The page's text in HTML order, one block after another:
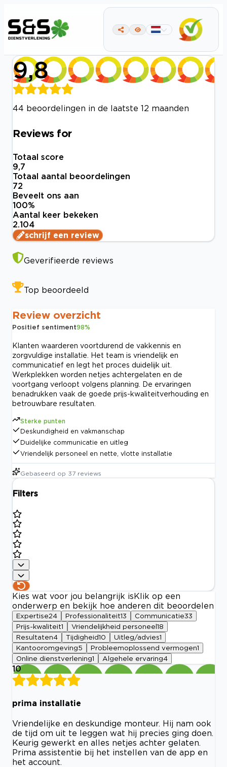
9,8
44 beoordelingen in de laatste 12 maanden
Reviews for
Totaal score
9,7
Totaal aantal beoordelingen
72
Beveelt ons aan
100%
Aantal keer bekeken
2.104
schrijf een review
Geverifieerde reviews
Top beoordeeld
Review overzicht
Positief sentiment98%
Klanten waarderen voortdurend de vakkennis en
zorgvuldige installatie. Het team is vriendelijk en
communicatief en legt het proces duidelijk uit.
Werkplekken worden netjes achtergelaten en de
voortgang verloopt volgens planning. De ervaringen
benadrukken vaak de goede prijs-kwaliteitverhouding en
betrouwbare resultaten.
Sterke punten
Deskundigheid en vakmanschap
Duidelijke communicatie en uitleg
Vriendelijk personeel en nette, vlotte installatie
Gebaseerd op 37 reviews
Filters
Kies wat voor jou belangrijk is Klik op een
onderwerp en bekijk hoe anderen dit beoordelen
Expertise24 Professionaliteit13 Communicatie33
Prijs-kwaliteit1 Vriendelijkheid personeel 18
Resultaten4 Tijdigheid10 Uitleg/advies1
Kantooromgeving5 Probleemoplossend vermogen1
Online dienstverlening1 Algehele ervaring4
10
prima installatie
Vriendelijke en deskundige monteur. Hij nam ook
de tijd om uit te leggen wat hij precies ging doen.
Keurig gewerkt en alles netjes achter gelaten.
Prima assistentie bij het instellen van de app en
het account.